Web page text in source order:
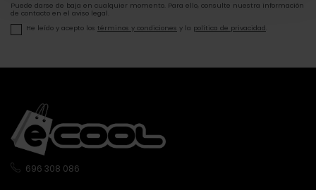
Puede darse de baja en cualquier momento. Para ello, consulte nuestra información
de contacto en el aviso legal.
He leído y acepto los términos y condiciones y la política de privacidad
696 308 086